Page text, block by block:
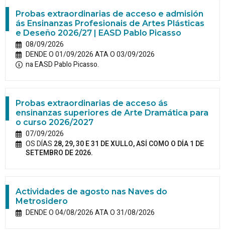
Probas extraordinarias de acceso e admisión
ás Ensinanzas Profesionais de Artes Plásticas
e Deseño 2026/27 | EASD Pablo Picasso
08/09/2026
DENDE O 01/09/2026 ATA O 03/09/2026
na EASD Pablo Picasso.
Probas extraordinarias de acceso ás
ensinanzas superiores de Arte Dramática para
o curso 2026/2027
07/09/2026
OS DÍAS 28, 29, 30 E 31 DE XULLO, ASÍ COMO O DÍA 1 DE
SETEMBRO DE 2026.
Actividades de agosto nas Naves do
Metrosidero
DENDE O 04/08/2026 ATA O 31/08/2026